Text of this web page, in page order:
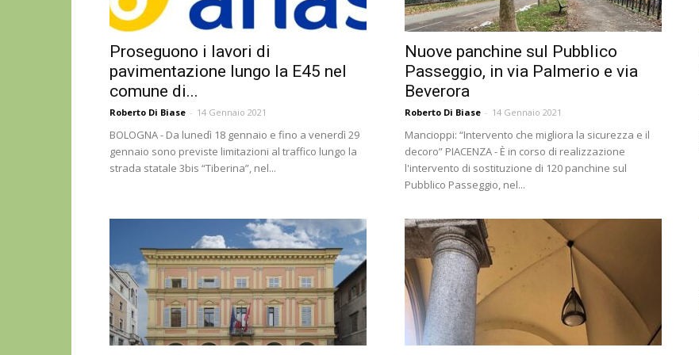
Proseguono i lavori di
pavimentazione lungo la E45 nel
comune di...
Roberto Di Biase - 14 Gennaio 2021
BOLOGNA - Da lunedì 18 gennaio e fino a venerdì 29
gennaio sono previste limitazioni al traffico lungo la
strada statale 3bis “Tiberina”, nel...
Nuove panchine sul Pubblico
Passeggio, in via Palmerio e via
Beverora
Roberto Di Biase - 14 Gennaio 2021
Mancioppi: “Intervento che migliora la sicurezza e il
decoro” PIACENZA - È in corso di realizzazione
l'intervento di sostituzione di 120 panchine sul
Pubblico Passeggio, nel...